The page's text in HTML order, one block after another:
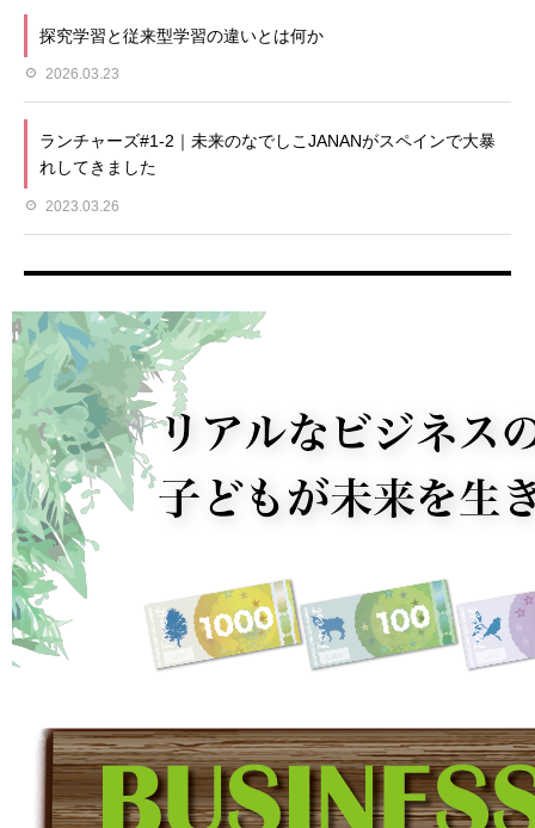
探究学習と従来型学習の違いとは何か
2026.03.23
ランチャーズ#1-2｜未来のなでしこJANANがスペインで大暴
れしてきました
2023.03.26